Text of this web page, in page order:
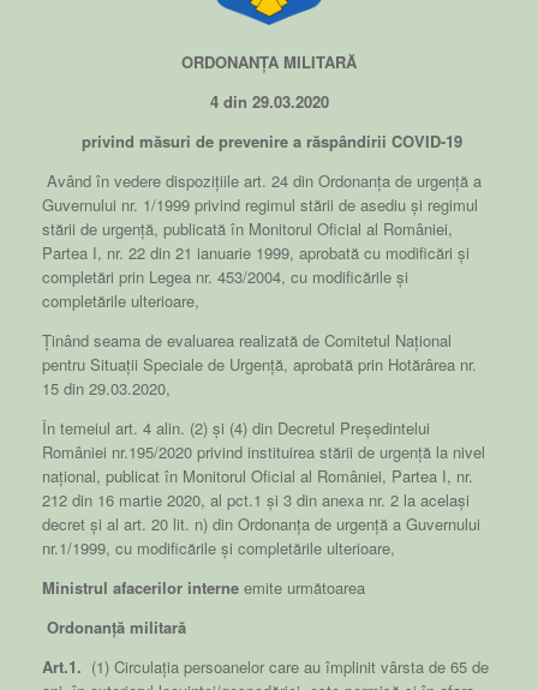
ORDONANȚA MILITARĂ
4 din 29.03.2020
privind măsuri de prevenire a răspândirii COVID-19
Având în vedere dispozițiile art. 24 din Ordonanța de urgență a
Guvernului nr. 1/1999 privind regimul stării de asediu și regimul
stării de urgență, publicată în Monitorul Oficial al României,
Partea I, nr. 22 din 21 ianuarie 1999, aprobată cu modificări și
completări prin Legea nr. 453/2004, cu modificările și
completările ulterioare,
Ținând seama de evaluarea realizată de Comitetul Național
pentru Situații Speciale de Urgență, aprobată prin Hotărârea nr.
15 din 29.03.2020,
În temeiul art. 4 alin. (2) și (4) din Decretul Președintelui
României nr.195/2020 privind instituirea stării de urgență la nivel
național, publicat în Monitorul Oficial al României, Partea I, nr.
212 din 16 martie 2020, al pct.1 și 3 din anexa nr. 2 la același
decret și al art. 20 lit. n) din Ordonanța de urgență a Guvernului
nr.1/1999, cu modificările și completările ulterioare,
Ministrul afacerilor interne emite următoarea
Ordonanță militară
Art.1. (1) Circulația persoanelor care au împlinit vârsta de 65 de